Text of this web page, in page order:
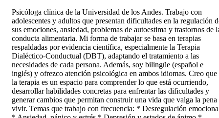
Psicóloga clínica de la Universidad de los Andes. Trabajo con
adolescentes y adultos que presentan dificultades en la regulación
sus emociones, ansiedad, problemas de autoestima y trastornos de
conducta alimentaria. Mi forma de trabajar se basa en terapias
respaldadas por evidencia científica, especialmente la Terapia
Dialéctico-Conductual (DBT), adaptando el tratamiento a las
necesidades de cada persona. Además, soy bilingüe (español e
inglés) y ofrezco atención psicológica en ambos idiomas. Creo que
la terapia es un espacio para comprender lo que está ocurriendo,
desarrollar habilidades concretas para enfrentar las dificultades y
generar cambios que permitan construir una vida que valga la pena
vivir. Temas que trabajo con frecuencia: * Desregulación